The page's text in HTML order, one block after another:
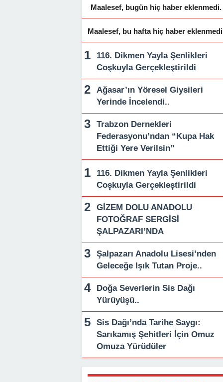
Maalesef, bugün hiç haber eklenmedi.
Maalesef, bu hafta hiç haber
116. Dikmen Yayla Şenlikleri
Coşkuyla Gerçekleştirildi
Ağasar’ın Yöresel Giysileri
Yerinde İncelendi..
Trabzon Dernekleri
Federasyonu’ndan “Kupa Hak
Ettiği Yere Verilsin”
116. Dikmen Yayla Şenlikleri
Coşkuyla Gerçekleştirildi
GİZEM DOLU ANADOLU
FOTOĞRAF SERGİSİ
ŞALPAZARI’NDA
Şalpazarı Anadolu Lisesi’nden
Geleceğe Işık Tutan Proje..
Doğa Severlerin Sis Dağı
Yürüyüşü..
Sis Dağı’nda Tarihe Saygı:
Sarıkamış Şehitleri İçin Omuz
Omuza Yürüdüler